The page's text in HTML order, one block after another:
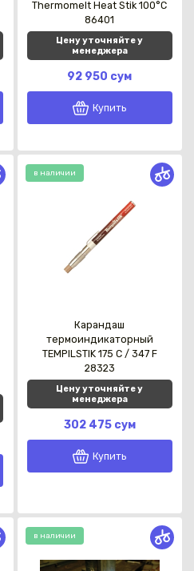
Thermomelt Heat Stik 100°C
86401
Цену уточняйте у
менеджера
92 950 сум
Купить
в наличии
Карандаш
термоиндикаторный
TEMPILSTIK 175 C / 347 F
28323
Цену уточняйте у
менеджера
302 475 сум
Купить
в наличии